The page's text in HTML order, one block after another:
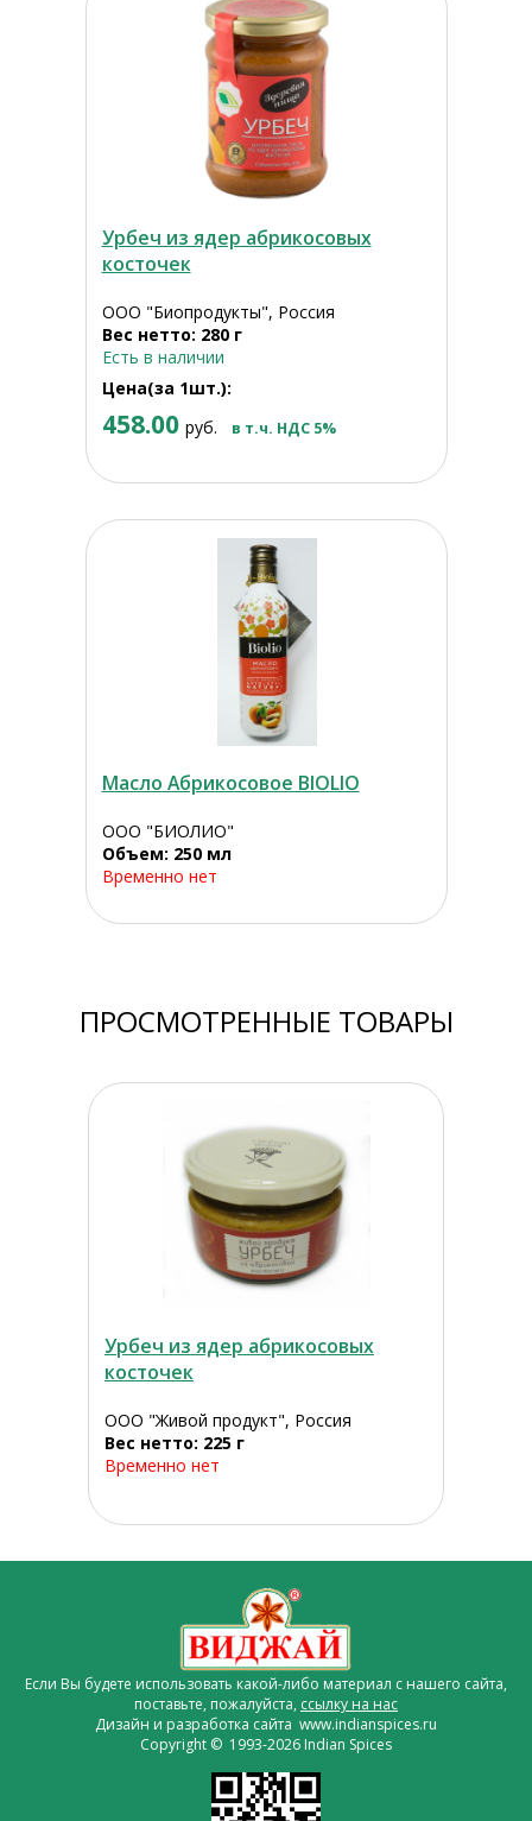
Урбеч из ядер абрикосовых
косточек
ООО "Биопродукты", Россия
Вес нетто: 280 г
Есть в наличии
Цена(за 1шт.):
458.00 руб. в т.ч. НДС 5%
Масло Абрикосовое BIOLIO
ООО "БИОЛИО"
Объем: 250 мл
Временно нет
ПРОСМОТРЕННЫЕ ТОВАРЫ
Урбеч из ядер абрикосовых
косточек
ООО "Живой продукт", Россия
Вес нетто: 225 г
Временно нет
Если Вы будете использовать какой-либо материал с нашего сайта,
поставьте, пожалуйста, ссылку на нас
Дизайн и разработка сайта www.indianspices.ru
Copyright © 1993-2026 Indian Spices